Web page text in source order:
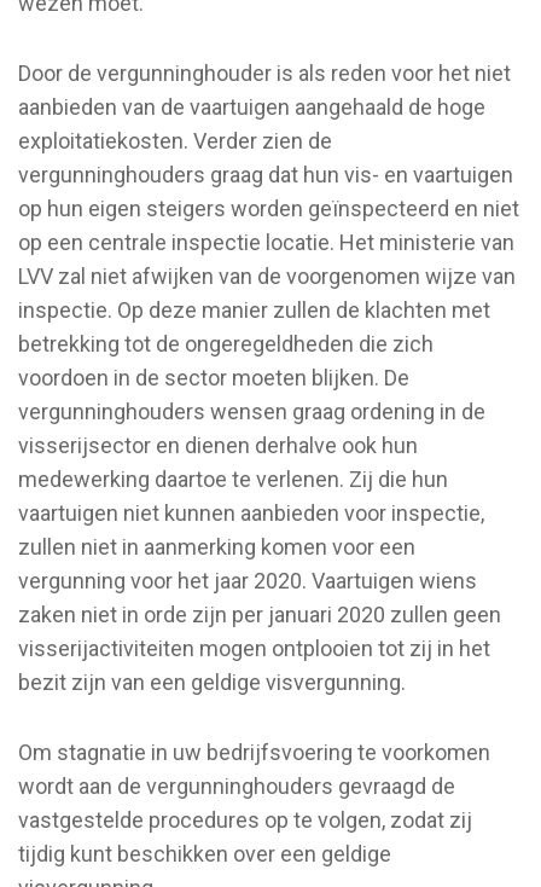
Door de vergunninghouder is als reden voor het niet
aanbieden van de vaartuigen aangehaald de hoge
exploitatiekosten. Verder zien de
vergunninghouders graag dat hun vis- en vaartuigen
op hun eigen steigers worden geïnspecteerd en niet
op een centrale inspectie locatie. Het ministerie van
LVV zal niet afwijken van de voorgenomen wijze van
inspectie. Op deze manier zullen de klachten met
betrekking tot de ongeregeldheden die zich
voordoen in de sector moeten blijken. De
vergunninghouders wensen graag ordening in de
visserijsector en dienen derhalve ook hun
medewerking daartoe te verlenen. Zij die hun
vaartuigen niet kunnen aanbieden voor inspectie,
zullen niet in aanmerking komen voor een
vergunning voor het jaar 2020. Vaartuigen wiens
zaken niet in orde zijn per januari 2020 zullen geen
visserijactiviteiten mogen ontplooien tot zij in het
bezit zijn van een geldige visvergunning.
Om stagnatie in uw bedrijfsvoering te voorkomen
wordt aan de vergunninghouders gevraagd de
vastgestelde procedures op te volgen, zodat zij
tijdig kunt beschikken over een geldige